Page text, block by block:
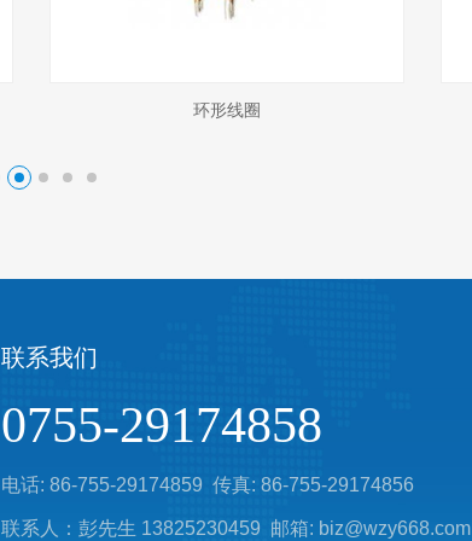
环形线圈
联系我们
0755-29174858
电话: 86-755-29174859 传真: 86-755-29174856
联系人：彭先生 13825230459 邮箱: biz@wzy668.com